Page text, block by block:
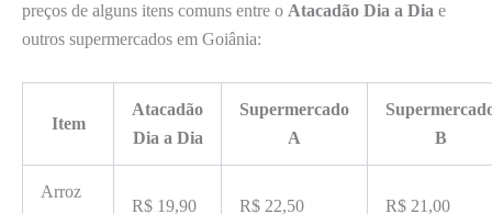
preços de alguns itens comuns entre o Atacadão Dia a Dia e
outros supermercados em Goiânia:
Item
Atacadão
Dia a Dia
Supermercado
A
B
Arroz
R$ 19,90 R$ 22,50 R$ 21,00